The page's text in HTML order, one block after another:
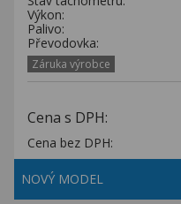
Výkon:
Palivo:
Převodovka:
Záruka výrobce
Cena s DPH:
Cena bez DPH:
NOVÝ MODEL